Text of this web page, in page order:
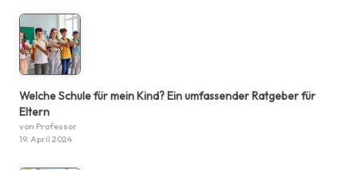
Welche Schule für mein Kind? Ein umfassender Ratgeber für
Eltern
von Professor
19. April 2024